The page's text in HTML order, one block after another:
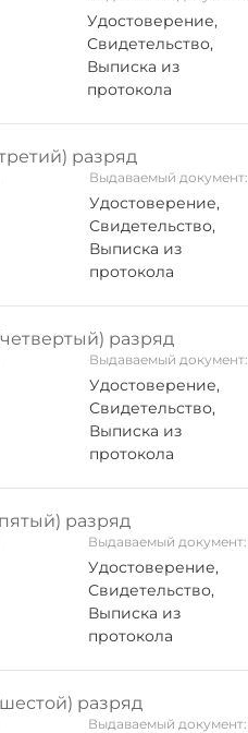
Удостоверение,
Свидетельство,
Выписка из
протокола
разряд
Выдаваемый документ:
Удостоверение,
Свидетельство,
Выписка из
протокола
разряд
Выдаваемый документ:
Удостоверение,
Свидетельство,
Выписка из
протокола
разряд
Выдаваемый документ:
Удостоверение,
Свидетельство,
Выписка из
протокола
разряд
Выдаваемый документ: